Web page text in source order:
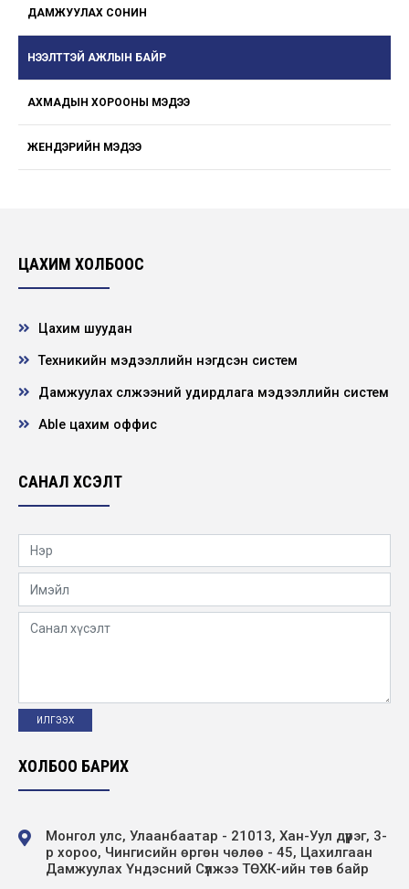
ДАМЖУУЛАХ СОНИН
НЭЭЛТТЭЙ АЖЛЫН БАЙР
АХМАДЫН ХОРООНЫ МЭДЭЭ
ЖЕНДЭРИЙН МЭДЭЭ
ЦАХИМ ХОЛБООС
Цахим шуудан
Техникийн мэдээллийн нэгдсэн систем
Дамжуулах сүлжээний удирдлага мэдээллийн систем
Able цахим оффис
САНАЛ ХҮСЭЛТ
ХОЛБОО БАРИХ
Монгол улс, Улаанбаатар - 21013, Хан-Уул дүүрэг, 3-
р хороо, Чингисийн өргөн чөлөө - 45, Цахилгаан
Дамжуулах Үндэсний Сүлжээ ТӨХК-ийн төв байр